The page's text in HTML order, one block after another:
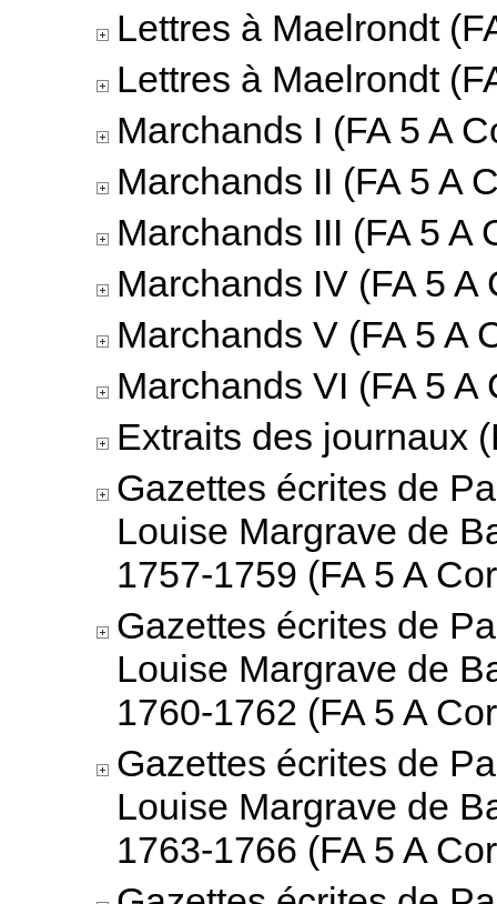
Lettres à Maelrondt
Lettres à Maelrondt
Marchands I (FA 5 A
Marchands II (FA 5 A
Marchands III (FA 5 A
Marchands IV (FA 5 A
Marchands V (FA 5 A
Marchands VI (FA 5 A
Extraits des journaux
Gazettes écrites de
Louise Margrave de
1757-1759 (FA 5 A
Gazettes écrites de
Louise Margrave de
1760-1762 (FA 5 A
Gazettes écrites de
Louise Margrave de
1763-1766 (FA 5 A